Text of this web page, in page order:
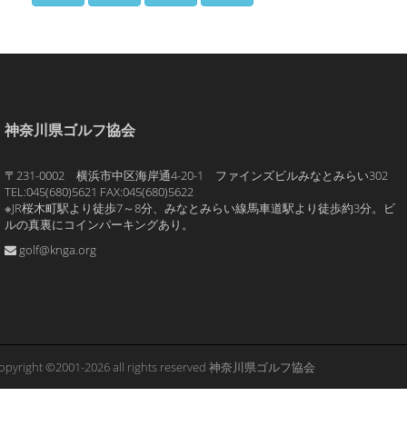
神奈川県ゴルフ協会
〒231-0002 横浜市中区海岸通4-20-1 ファインズビルみなとみらい302
TEL:045(680)5621 FAX:045(680)5622
※JR桜木町駅より徒歩7～8分、みなとみらい線馬車道駅より徒歩約3分。ビ
ルの真裏にコインパーキングあり。
golf@knga.org
©2001-2026 all rights reserved 神奈川県ゴルフ協会